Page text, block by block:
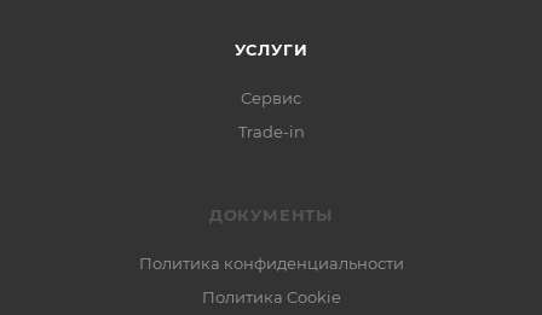
УСЛУГИ
Сервис
Trade-in
ДОКУМЕНТЫ
Политика конфиденциальности
Политика Cookie